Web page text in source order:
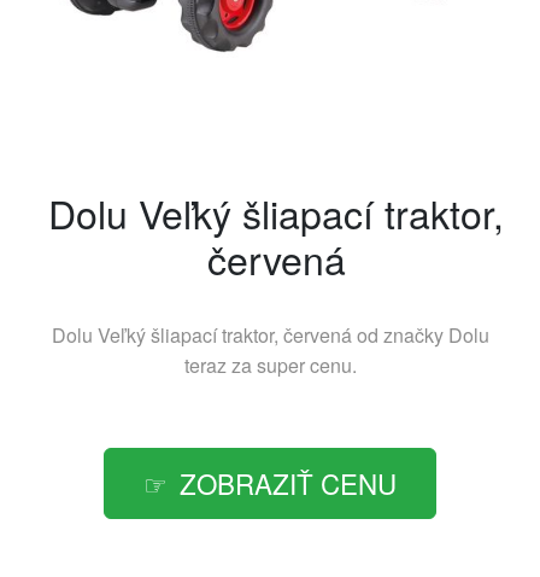
Dolu Veľký šliapací traktor,
červená
Dolu Veľký šliapací traktor, červená od značky Dolu
teraz za super cenu.
ZOBRAZIŤ CENU